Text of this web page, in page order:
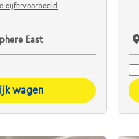
cijfervoorbeeld
East
wagen